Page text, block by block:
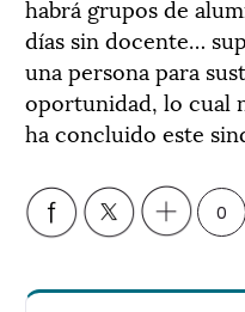
habrá grupos de
días sin docente…
una persona para
oportunidad, lo cual
ha concluido este
0